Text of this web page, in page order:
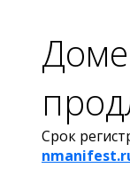
Срок